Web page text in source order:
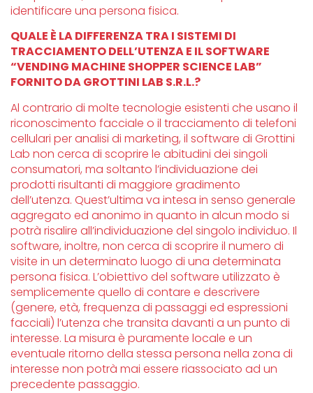
identificare una persona fisica.
QUALE È LA DIFFERENZA TRA I SISTEMI DI
TRACCIAMENTO DELL’UTENZA E IL SOFTWARE
“VENDING MACHINE SHOPPER SCIENCE LAB”
FORNITO DA GROTTINI LAB S.R.L.?
Al contrario di molte tecnologie esistenti che usano il
riconoscimento facciale o il tracciamento di telefoni
cellulari per analisi di marketing, il software di Grottini
Lab non cerca di scoprire le abitudini dei singoli
consumatori, ma soltanto l’individuazione dei
prodotti risultanti di maggiore gradimento
dell’utenza. Quest’ultima va intesa in senso generale
aggregato ed anonimo in quanto in alcun modo si
potrà risalire all’individuazione del singolo individuo. Il
software, inoltre, non cerca di scoprire il numero di
visite in un determinato luogo di una determinata
persona fisica. L’obiettivo del software utilizzato è
semplicemente quello di contare e descrivere
(genere, età, frequenza di passaggi ed espressioni
facciali) l’utenza che transita davanti a un punto di
interesse. La misura è puramente locale e un
eventuale ritorno della stessa persona nella zona di
interesse non potrà mai essere riassociato ad un
precedente passaggio.